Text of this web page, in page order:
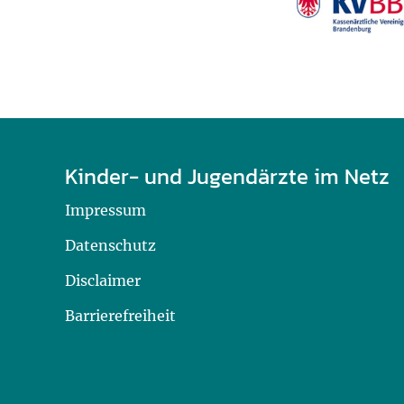
U0-Vorsorge
Kinder- und Jugendärzte im Netz
Impressum
Datenschutz
Disclaimer
Barrierefreiheit